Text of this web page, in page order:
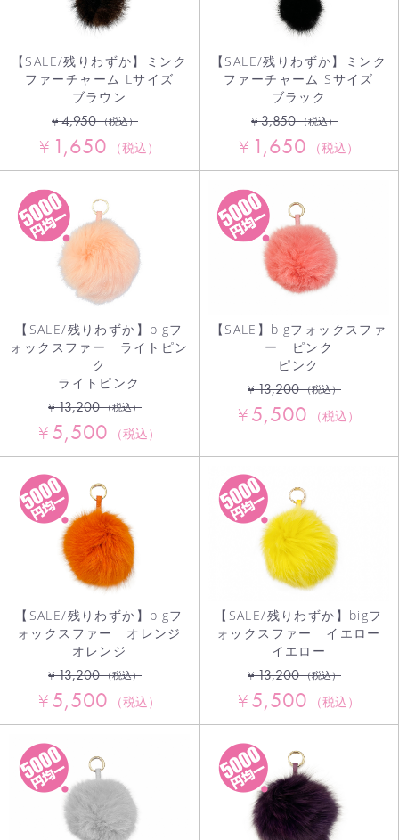
【SALE/残りわずか】ミンク
ファーチャーム Lサイズ
ブラウン
¥4,950 （税込）
¥ 1,650 （税込）
【SALE/残りわずか】ミンク
ファーチャーム Sサイズ
ブラック
¥3,850 （税込）
¥ 1,650 （税込）
【SALE/残りわずか】bigフ
ォックスファー ライトピン
ク
ライトピンク
¥13,200 （税込）
¥5,500 （税込）
【SALE】bigフォックスファ
ー ピンク
ピンク
¥13,200 （税込）
¥5,500 （税込）
【SALE/残りわずか】bigフ
ォックスファー オレンジ
オレンジ
¥13,200 （税込）
¥5,500 （税込）
【SALE/残りわずか】bigフ
ォックスファー イエロー
イエロー
¥13,200 （税込）
¥5,500 （税込）
お買い物を続ける